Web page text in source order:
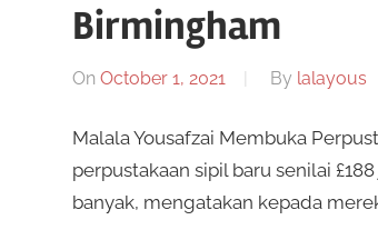
Birmingham
On October 1, 2021 By lalayous
Malala Yousafzai Membuka
perpustakaan sipil baru senilai
banyak, mengatakan kepada